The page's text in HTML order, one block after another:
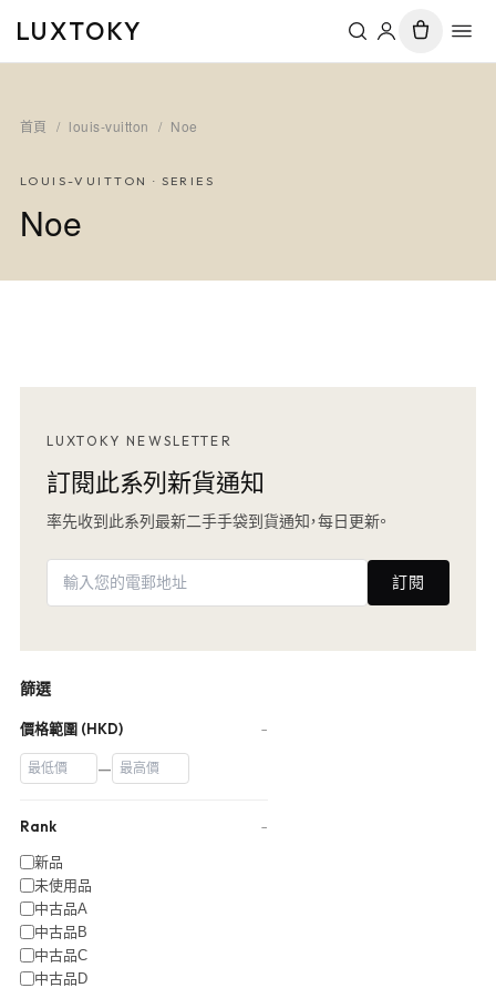
LUXTOKY
首頁 / louis-vuitton / Noe
LOUIS-VUITTON · SERIES
Noe
LUXTOKY NEWSLETTER
訂閱此系列新貨通知
率先收到此系列最新二手手袋到貨通知，每日更新。
訂閱
篩選
價格範圍 (HKD) −
—
Rank −
新品
未使用品
中古品A
中古品B
中古品C
中古品D